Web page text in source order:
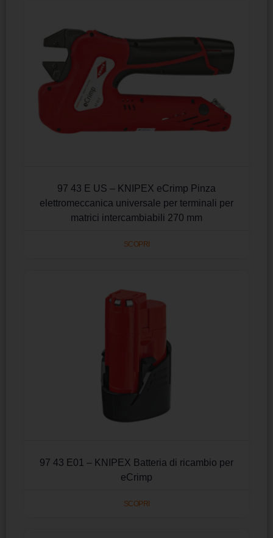
97 43 E US – KNIPEX eCrimp Pinza
elettromeccanica universale per terminali per
matrici intercambiabili 270 mm
SCOPRI
97 43 E01 – KNIPEX Batteria di ricambio per
eCrimp
SCOPRI